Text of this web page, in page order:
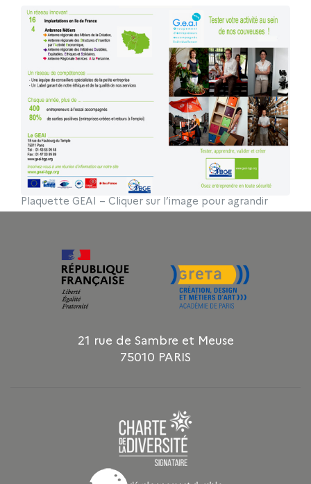
Plaquette GEAI – Cliquer sur l’image pour agrandir
21 rue de Sambre et Meuse
75010 PARIS